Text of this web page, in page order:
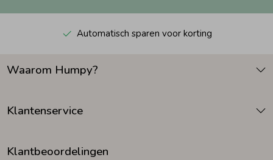
Automatisch sparen voor korting
Waarom Humpy?
Klantenservice
Klantbeoordelingen